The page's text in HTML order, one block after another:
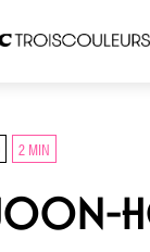
2 MIN